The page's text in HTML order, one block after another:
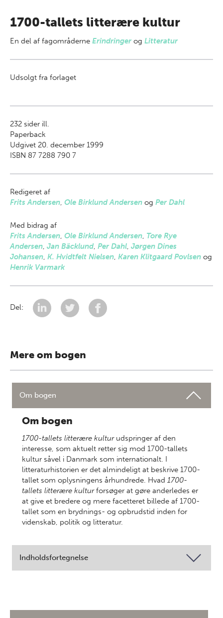
1700-tallets litterære kultur
En del af fagområderne Erindringerog Litteratur
Udsolgt fra forlaget
232 sider ill.
Paperback
Udgivet 20. december 1999
ISBN 87 7288 790 7
Redigeret af
Frits Andersen, Ole Birklund Andersen og Per Dahl
Med bidrag af
Frits Andersen, Ole Birklund Andersen, Tore Rye
Andersen, Jan Bäcklund, Per Dahl, Jørgen Dines
Johansen, K. Hvidtfelt Nielsen, Karen Klitgaard Povlsen og
Henrik Varmark
Del:
Mere om bogen
Om bogen
Om bogen
1700-tallets litterære kulturudspringer af den
interesse, som aktuelt retter sig mod 1700-tallets
kultur såvel i Danmark som internationalt. I
litteraturhistorien er det almindeligt at beskrive 1700-
tallet som oplysningens århundrede. Hvad 1700-
tallets litterære kulturforsøger at gøre anderledes er
at give et bredere og mere facetteret billede af 1700-
tallet som en brydnings- og opbrudstid inden for
videnskab, politik og litteratur.
Indholdsfortegnelse